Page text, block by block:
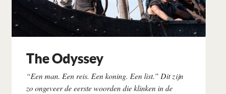
The Odyssey
“Een man. Een reis. Een koning. Een list.” Dit zijn
zo ongeveer de eerste woorden die klinken in de